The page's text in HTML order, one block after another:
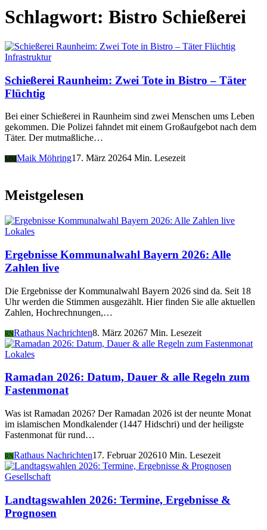
Schlagwort: Bistro Schießerei
Infrastruktur
Schießerei Raunheim: Zwei Tote in Bistro – Täter
Flüchtig
Bei einer Schießerei in Raunheim sind zwei Menschen ums Leben
gekommen. Die Polizei fahndet mit einem Großaufgebot nach dem
Täter. Der mutmaßliche…
MM Maik Möhring17. März 20264 Min. Lesezeit
Meistgelesen
Lokales
Ergebnisse Kommunalwahl Bayern 2026: Alle
Zahlen live
Die Ergebnisse der Kommunalwahl Bayern 2026 sind da. Seit 18
Uhr werden die Stimmen ausgezählt. Hier finden Sie alle aktuellen
Zahlen, Hochrechnungen,…
RNRathaus Nachrichten8. März 20267 Min. Lesezeit
Lokales
Ramadan 2026: Datum, Dauer & alle Regeln zum
Fastenmonat
Was ist Ramadan 2026? Der Ramadan 2026 ist der neunte Monat
im islamischen Mondkalender (1447 Hidschri) und der heiligste
Fastenmonat für rund…
RNRathaus Nachrichten17. Februar 202610 Min. Lesezeit
Gesellschaft
Landtagswahlen 2026: Termine, Ergebnisse &
Prognosen